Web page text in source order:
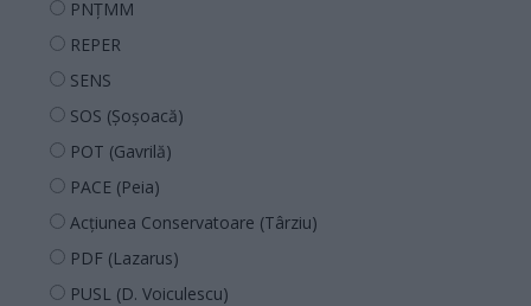
PNȚMM
REPER
SENS
SOS (Șoșoacă)
POT (Gavrilă)
PACE (Peia)
Acțiunea Conservatoare (Târziu)
PDF (Lazarus)
PUSL (D. Voiculescu)